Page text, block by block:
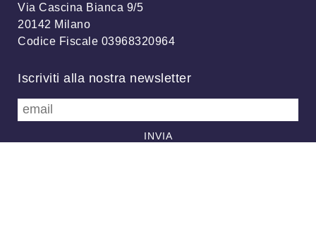
Via Cascina Bianca 9/5
20142 Milano
Codice Fiscale 03968320964
Iscriviti alla nostra newsletter